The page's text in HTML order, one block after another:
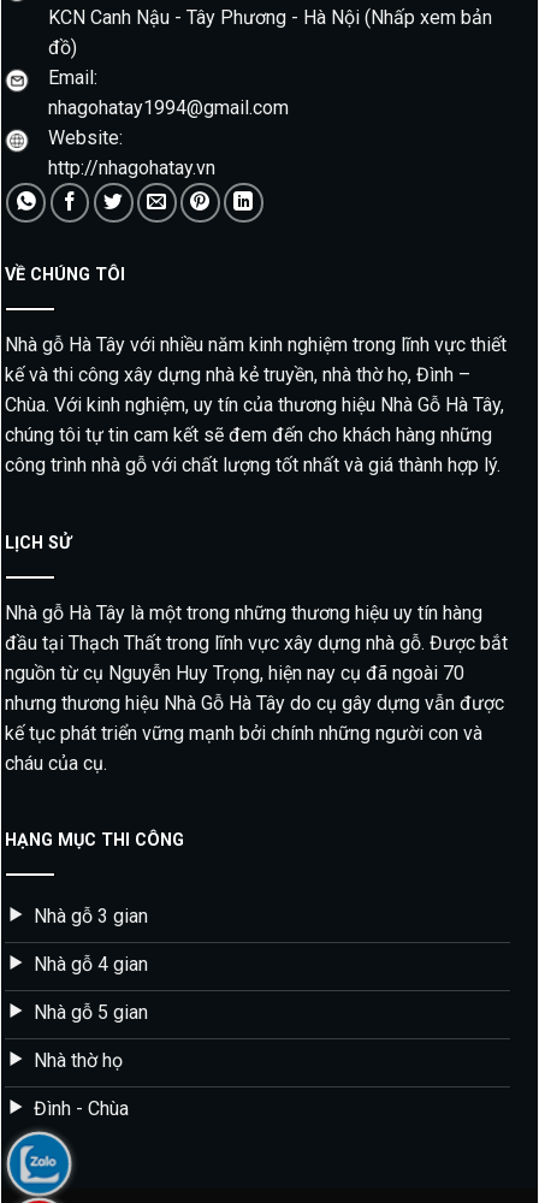
KCN Canh Nậu - Tây Phương - Hà Nội (Nhấp xem bản
đồ)
Email:
nhagohatay1994@gmail.com
Website:
http://nhagohatay.vn
VỀ CHÚNG TÔI
Nhà gỗ Hà Tây với nhiều năm kinh nghiệm trong lĩnh vực thiết
kế và thi công xây dựng nhà kẻ truyền, nhà thờ họ, Đình –
Chùa. Với kinh nghiệm, uy tín của thương hiệu Nhà Gỗ Hà Tây,
chúng tôi tự tin cam kết sẽ đem đến cho khách hàng những
công trình nhà gỗ với chất lượng tốt nhất và giá thành hợp lý.
LỊCH SỬ
Nhà gỗ Hà Tây là một trong những thương hiệu uy tín hàng
đầu tại Thạch Thất trong lĩnh vực xây dựng nhà gỗ. Được bắt
nguồn từ cụ Nguyễn Huy Trọng, hiện nay cụ đã ngoài 70
nhưng thương hiệu Nhà Gỗ Hà Tây do cụ gây dựng vẫn được
kế tục phát triển vững mạnh bởi chính những người con và
cháu của cụ.
HẠNG MỤC THI CÔNG
Nhà gỗ 3 gian
Nhà gỗ 4 gian
Nhà gỗ 5 gian
Nhà thờ họ
Đình - Chùa